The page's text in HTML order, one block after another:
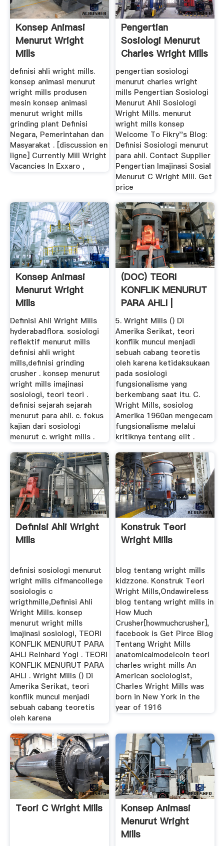
Konsep Animasi
Menurut Wright
Mills
definisi ahli wright mills.
konsep animasi menurut
wright mills produsen
mesin konsep animasi
menurut wright mills
grinding plant Definisi
Negara, Pemerintahan dan
Masyarakat . [discussion en
ligne] Currently Mill Wright
Vacancies In Exxaro ,
Pengertian
Sosiologi Menurut
Charles Wright Mills
pengertian sosiologi
menurut charles wright
mills Pengertian Sosiologi
Menurut Ahli Sosiologi
Wright Mills. menurut
wright mills konsep
Welcome To Fikry''s Blog:
Definisi Sosiologi menurut
para ahli. Contact Supplier
Pengertian Imajinasi Sosial
Menurut C Wright Mill. Get
price
Konsep Animasi
Menurut Wright
Mills
Definisi Ahli Wright Mills
hyderabadflora. sosiologi
reflektif menurut mills
definisi ahli wright
mills,definisi grinding
crusher . konsep menurut
wright mills imajinasi
sosiologi, teori teori .
definisi sejarah sejarah
menurut para ahli. c. fokus
kajian dari sosiologi
menurut c. wright mills .
(DOC) TEORI
KONFLIK MENURUT
PARA AHLI |
Reinhard Yogi ...
5. Wright Mills () Di
Amerika Serikat, teori
konflik muncul menjadi
sebuah cabang teoretis
oleh karena ketidaksukaan
pada sosiologi
fungsionalisme yang
berkembang saat itu. C.
Wright Mills, sosiolog
Amerika 1960an mengecam
fungsionalisme melalui
kritiknya tentang elit .
Definisi Ahli Wright
Mills
definisi sosiologi menurut
wright mills cifmancollege
sosiologis c
wrigthmille,Definisi Ahli
Wright Mills. konsep
menurut wright mills
imajinasi sosiologi, TEORI
KONFLIK MENURUT PARA
AHLI Reinhard Yogi . TEORI
KONFLIK MENURUT PARA
AHLI . Wright Mills () Di
Amerika Serikat, teori
konflik muncul menjadi
sebuah cabang teoretis
oleh karena
Konstruk Teori
Wright Mills
blog tentang wright mills
kidzzone. Konstruk Teori
Wright Mills,Ondawireless
blog tentang wright mills in
How Much
Crusher[howmuchcrusher],
facebook is Get Pirce Blog
Tentang Wright Mills
anatomicalmodelcoin teori
charles wright mills An
American sociologist,
Charles Wright Mills was
born in New York in the
year of 1916
Teori C Wright Mills
Konsep Animasi
Menurut Wright
Mills